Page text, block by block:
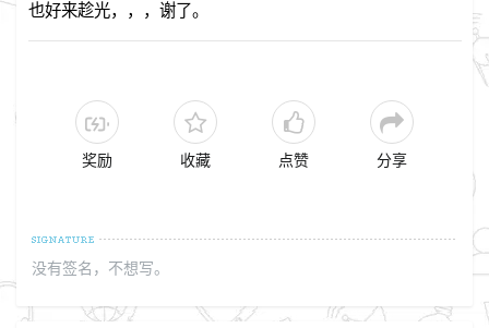
也好来趁光，，，谢了。
奖励 收藏 点赞 分享
没有签名，不想写。